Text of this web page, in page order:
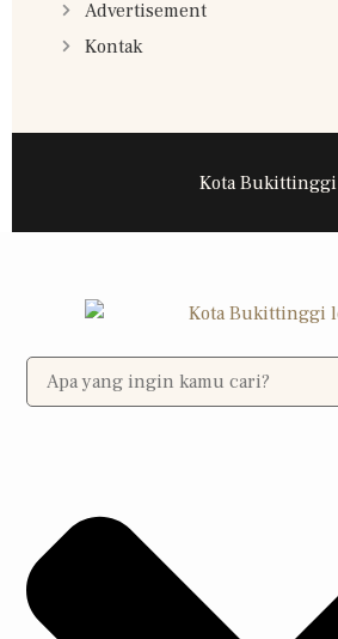
Advertisement
Kontak
Kota Bukittinggi